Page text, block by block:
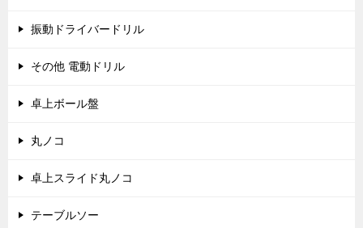
振動ドライバードリル
その他 電動ドリル
卓上ボール盤
丸ノコ
卓上スライド丸ノコ
テーブルソー